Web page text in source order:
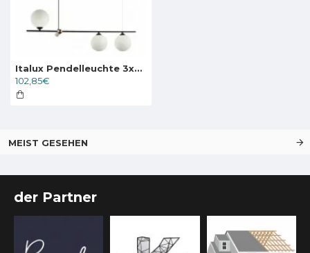
Italux Pendelleuchte 3xG9x25W, Weiß, Barletta PND-76540-3-BK
102,85€
MEIST GESEHEN
der Partner